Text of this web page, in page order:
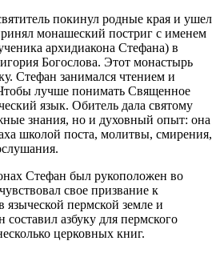
покинул родные края и ушел
монашеский постриг с именем
архидиакона Стефана) в
Богослова. Этот монастырь
Стефан занимался чтением и
лучше понимать Священное
язык. Обитель дала святому
знания, но и духовный опыт: она
школой поста, молитвы, смирения,
Стефан был рукоположен во
свое призвание к
языческой пермской земле и
азбуку для пермского
церковных книг.